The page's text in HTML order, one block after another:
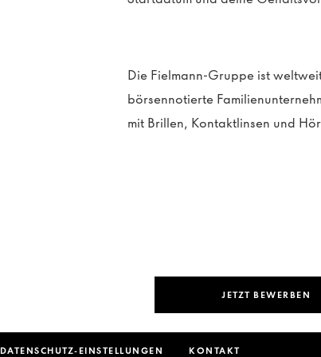
Die Fielmann-Gruppe ist
börsennotierte
mit Brillen, Kontaktlinsen und
JETZT BEWERBEN
DATENSCHUTZ-EINSTELLUNGEN KONTAKT